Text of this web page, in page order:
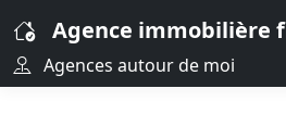
Agence immobilière
Agences autour de moi